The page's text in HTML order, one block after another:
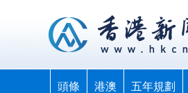
頭條 港澳 五年規劃